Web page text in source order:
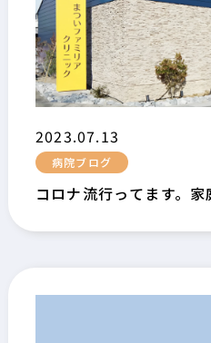
2023.07.13
病院ブログ
コロナ流行ってます。家